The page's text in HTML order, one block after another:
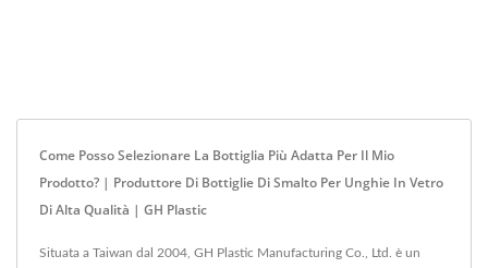
Come Posso Selezionare La Bottiglia Più Adatta Per Il Mio
Prodotto? | Produttore Di Bottiglie Di Smalto Per Unghie In Vetro
Di Alta Qualità | GH Plastic
Situata a Taiwan dal 2004, GH Plastic Manufacturing Co., Ltd. è un